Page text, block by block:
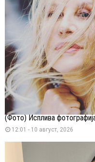
(Фото) Исплива
12:01 - 10 август, 2026